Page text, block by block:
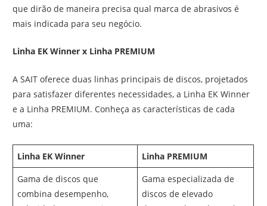
que dirão de maneira precisa qual marca de abrasivos é
mais indicada para seu negócio.
Linha EK Winner x Linha PREMIUM
A SAIT oferece duas linhas principais de discos, projetados
para satisfazer diferentes necessidades, a Linha EK Winner
e a Linha PREMIUM. Conheça as características de cada
uma:
Linha EK Winner
Linha PREMIUM
Gama de discos que
combina desempenho,
Gama especializada de
discos de elevado